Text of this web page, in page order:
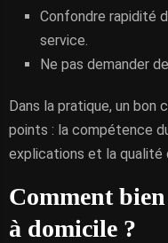
Confondre rapidité
service.
Ne pas demander
Dans la pratique, un bon
points : la compétence
explications et la qualité
Comment
à domicile ?